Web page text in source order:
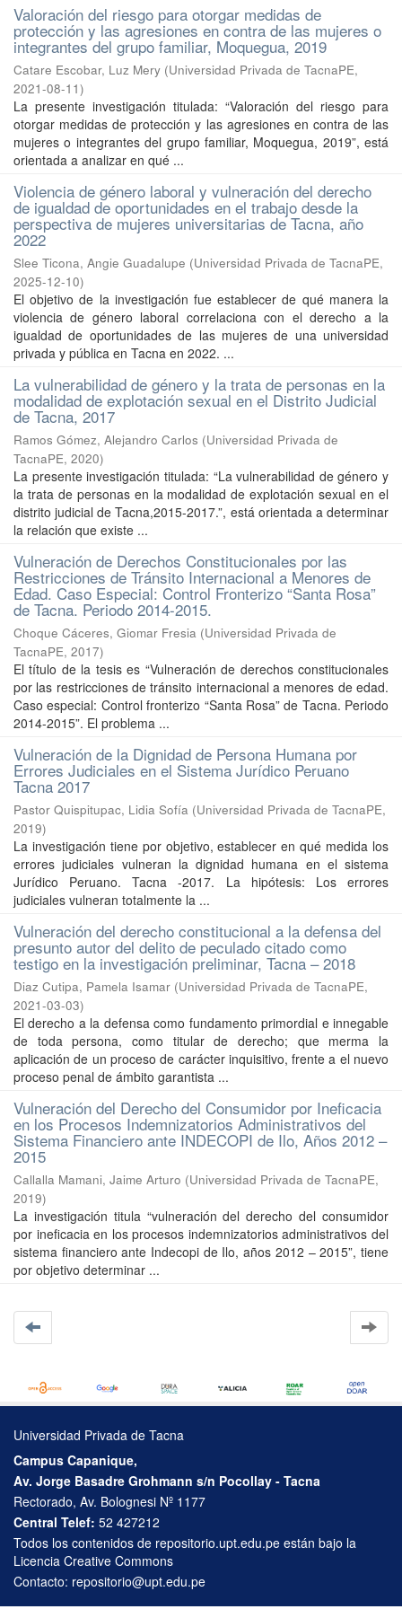
Valoración del riesgo para otorgar medidas de
protección y las agresiones en contra de las mujeres o
integrantes del grupo familiar, Moquegua, 2019
Catare Escobar, Luz Mery (Universidad Privada de TacnaPE,
2021-08-11)
La presente investigación titulada: “Valoración del riesgo para
otorgar medidas de protección y las agresiones en contra de las
mujeres o integrantes del grupo familiar, Moquegua, 2019”, está
orientada a analizar en qué ...
Violencia de género laboral y vulneración del derecho
de igualdad de oportunidades en el trabajo desde la
perspectiva de mujeres universitarias de Tacna, año
2022
Slee Ticona, Angie Guadalupe (Universidad Privada de TacnaPE,
2025-12-10)
El objetivo de la investigación fue establecer de qué manera la
violencia de género laboral correlaciona con el derecho a la
igualdad de oportunidades de las mujeres de una universidad
privada y pública en Tacna en 2022. ...
La vulnerabilidad de género y la trata de personas en la
modalidad de explotación sexual en el Distrito Judicial
de Tacna, 2017
Ramos Gómez, Alejandro Carlos (Universidad Privada de
TacnaPE, 2020)
La presente investigación titulada: “La vulnerabilidad de género y
la trata de personas en la modalidad de explotación sexual en el
distrito judicial de Tacna,2015-2017.”, está orientada a determinar
la relación que existe ...
Vulneración de Derechos Constitucionales por las
Restricciones de Tránsito Internacional a Menores de
Edad. Caso Especial: Control Fronterizo “Santa Rosa”
de Tacna. Periodo 2014-2015.
Choque Cáceres, Giomar Fresia (Universidad Privada de
TacnaPE, 2017)
El título de la tesis es “Vulneración de derechos constitucionales
por las restricciones de tránsito internacional a menores de edad.
Caso especial: Control fronterizo “Santa Rosa” de Tacna. Periodo
2014-2015”. El problema ...
Vulneración de la Dignidad de Persona Humana por
Errores Judiciales en el Sistema Jurídico Peruano
Tacna 2017
Pastor Quispitupac, Lidia Sofía (Universidad Privada de TacnaPE,
2019)
La investigación tiene por objetivo, establecer en qué medida los
errores judiciales vulneran la dignidad humana en el sistema
Jurídico Peruano. Tacna -2017. La hipótesis: Los errores
judiciales vulneran totalmente la ...
Vulneración del derecho constitucional a la defensa del
presunto autor del delito de peculado citado como
testigo en la investigación preliminar, Tacna – 2018
Diaz Cutipa, Pamela Isamar (Universidad Privada de TacnaPE,
2021-03-03)
El derecho a la defensa como fundamento primordial e innegable
de toda persona, como titular de derecho; que merma la
aplicación de un proceso de carácter inquisitivo, frente a el nuevo
proceso penal de ámbito garantista ...
Vulneración del Derecho del Consumidor por Ineficacia
en los Procesos Indemnizatorios Administrativos del
Sistema Financiero ante INDECOPI de Ilo, Años 2012 –
2015
Callalla Mamani, Jaime Arturo (Universidad Privada de TacnaPE,
2019)
La investigación titula “vulneración del derecho del consumidor
por ineficacia en los procesos indemnizatorios administrativos del
sistema financiero ante Indecopi de Ilo, años 2012 – 2015”, tiene
por objetivo determinar ...
Universidad Privada de Tacna
Campus Capanique,
Av. Jorge Basadre Grohmann s/n Pocollay - Tacna
Rectorado, Av. Bolognesi Nº 1177
Central Telef: 52 427212
Todos los contenidos de repositorio.upt.edu.pe están bajo la
Licencia Creative Commons
Contacto: repositorio@upt.edu.pe